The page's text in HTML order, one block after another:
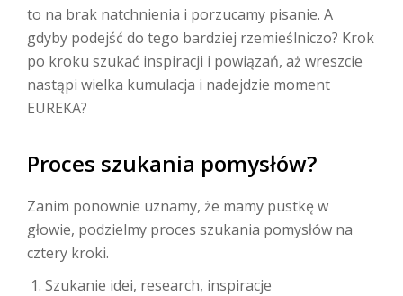
to na brak natchnienia i porzucamy pisanie. A
gdyby podejść do tego bardziej rzemieślniczo? Krok
po kroku szukać inspiracji i powiązań, aż wreszcie
nastąpi wielka kumulacja i nadejdzie moment
EUREKA?
Proces szukania pomysłów?
Zanim ponownie uznamy, że mamy pustkę w
głowie, podzielmy proces szukania pomysłów na
cztery kroki.
Szukanie idei, research, inspiracje